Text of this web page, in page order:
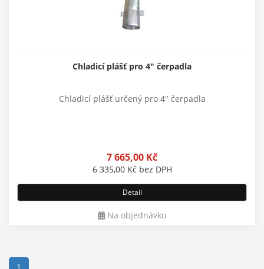
Chladicí plášť pro 4" čerpadla
Chladicí plášť určený pro 4" čerpadla
7 665,00 Kč
6 335,00 Kč bez DPH
Detail
Na objednávku
1